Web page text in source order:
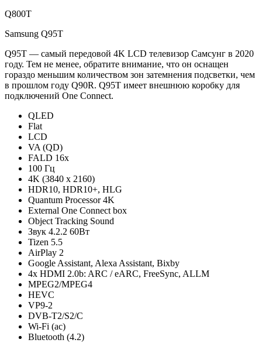
Q800T
Samsung Q95T
Q95T — самый передовой 4K LCD телевизор Самсунг в 2020
году. Тем не менее, обратите внимание, что он оснащен
гораздо меньшим количеством зон затемнения подсветки, чем
в прошлом году Q90R. Q95T имеет внешнюю коробку для
подключений One Connect.
QLED
Flat
LCD
VA (QD)
FALD 16x
100 Гц
4K (3840 x 2160)
HDR10, HDR10+, HLG
Quantum Processor 4K
External One Connect box
Object Tracking Sound
Звук 4.2.2 60Вт
Tizen 5.5
AirPlay 2
Google Assistant, Alexa Assistant, Bixby
4x HDMI 2.0b: ARC / eARC, FreeSync, ALLM
MPEG2/MPEG4
HEVC
VP9-2
DVB-T2/S2/C
Wi-Fi (ac)
Bluetooth (4.2)